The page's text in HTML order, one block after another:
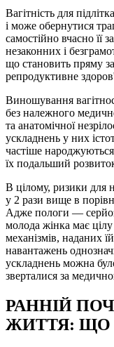
Вагітність для
і може обернутися
самостійно вчасно її
незаконних і
що становить пряму
репродуктивне
Виношування
без належного
та анатомічної
ускладнень у них
частіше
їх подальший
В цілому, ризики для
у 2 рази вище в
Адже пологи —
молода жінка має
механізмів, наданих
навантажень
ускладнень можна
зверталися за
РАННІЙ
ЖИТТЯ: ЩО